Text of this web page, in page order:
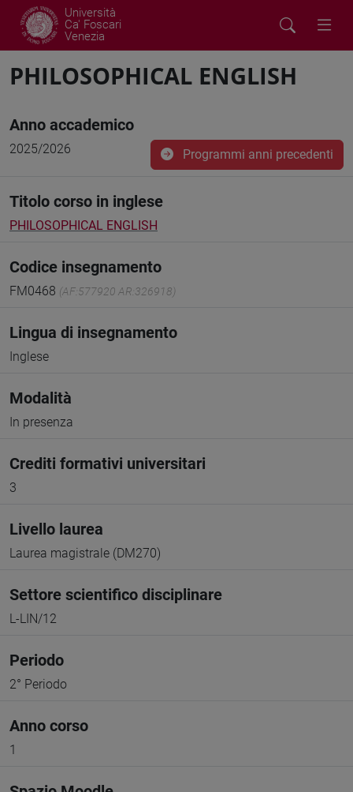
Università
Ca' Foscari
Venezia
PHILOSOPHICAL ENGLISH
Anno accademico
2025/2026 Programmi anni precedenti
Titolo corso in inglese
PHILOSOPHICAL ENGLISH
Codice insegnamento
FM0468 (AF:577920 AR:326918)
Lingua di insegnamento
Inglese
Modalità
In presenza
Crediti formativi universitari
3
Livello laurea
Laurea magistrale (DM270)
Settore scientifico disciplinare
L-LIN/12
Periodo
2° Periodo
Anno corso
1